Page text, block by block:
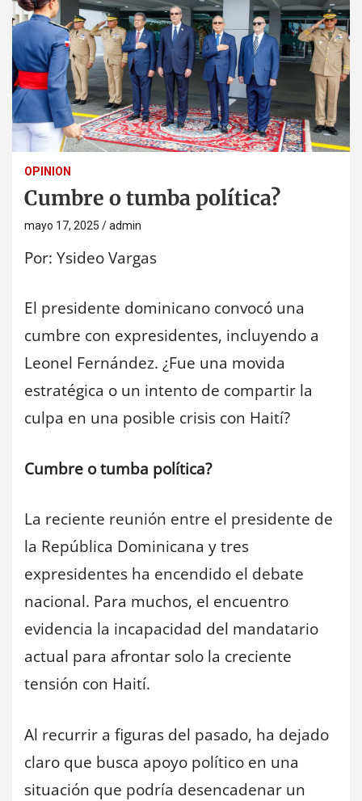
OPINION
Cumbre o tumba política?
mayo 17, 2025 admin
Por: Ysideo Vargas
El presidente dominicano convocó una
cumbre con expresidentes, incluyendo a
Leonel Fernández. ¿Fue una movida
estratégica o un intento de compartir la
culpa en una posible crisis con Haití?
Cumbre o tumba política?
La reciente reunión entre el presidente de
la República Dominicana y tres
expresidentes ha encendido el debate
nacional. Para muchos, el encuentro
evidencia la incapacidad del mandatario
actual para afrontar solo la creciente
tensión con Haití.
Al recurrir a figuras del pasado, ha dejado
claro que busca apoyo político en una
situación que podría desencadenar un